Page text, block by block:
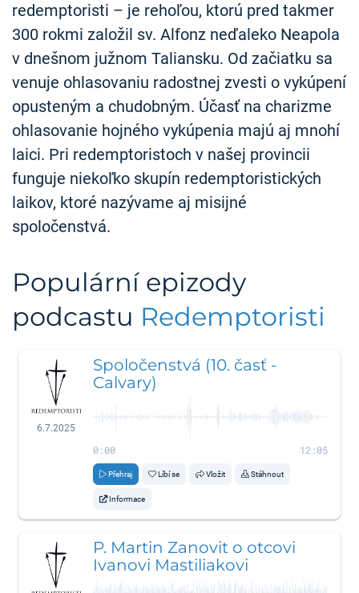
redemptoristi – je rehoľou, ktorú pred takmer
300 rokmi založil sv. Alfonz neďaleko Neapola
v dnešnom južnom Taliansku. Od začiatku sa
venuje ohlasovaniu radostnej zvesti o vykúpení
opusteným a chudobným. Účasť na charizme
ohlasovanie hojného vykúpenia majú aj mnohí
laici. Pri redemptoristoch v našej provincii
funguje niekoľko skupín redemptoristických
laikov, ktoré nazývame aj misijné
spoločenstvá.
Populární epizody
podcastu Redemptoristi
6.7.2025
Spoločenstvá (10. časť -
Calvary)
0:00 12:05
Přehraj Líbí se Vložit Stáhnout
Informace
P. Martin Zanovit o otcovi
Ivanovi Mastiliakovi